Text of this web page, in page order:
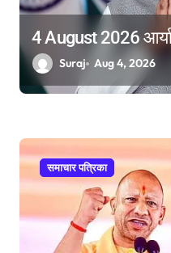
4 August 2026
Suraj Aug 4, 2026
समाचार पत्रिका